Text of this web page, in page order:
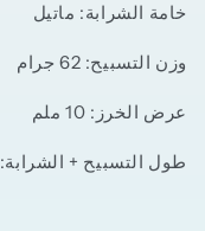
خامة الشرابة: ماتيل
وزن التسبيح: 62 جرام
عرض الخرز: 10 ملم
طول التسبيح + الشرابة: 34 سم